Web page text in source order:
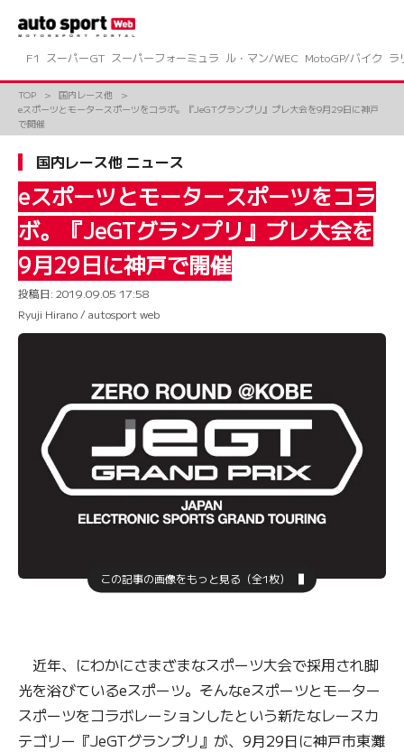
ツ
F1 スーパーGT スーパーフォーミュラ ル・マン/WEC MotoGP/バイク ラ
TOP
国内レース他
eスポーツとモータースポーツをコラボ。『JeGTグランプリ』プレ大会を9月29日に神戸
で開催
国内レース他 ニュース
eスポーツとモータースポーツをコラ
ボ。『JeGTグランプリ』プレ大会を
9月29日に神戸で開催
投稿日: 2019.09.05 17:58
Ryuji Hirano / autosport web
この記事の画像をもっと見る（全1枚）
近年、にわかにさまざまなスポーツ大会で採用され脚
光を浴びているeスポーツ。そんなeスポーツとモーター
スポーツをコラボレーションしたという新たなレースカ
テゴリー『JeGTグランプリ』が、9月29日に神戸市東灘